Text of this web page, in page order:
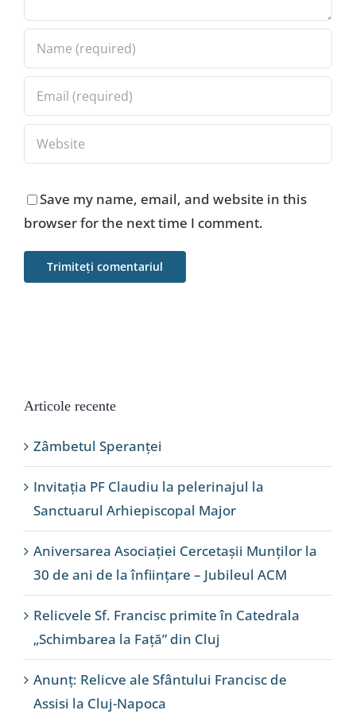
Save my name, email, and website in this
browser for the next time I comment.
Articole recente
Zâmbetul Speranței
Invitația PF Claudiu la pelerinajul la
Sanctuarul Arhiepiscopal Major
Aniversarea Asociației Cercetașii Munților la
30 de ani de la înființare – Jubileul ACM
Relicvele Sf. Francisc primite în Catedrala
„Schimbarea la Față” din Cluj
Anunț: Relicve ale Sfântului Francisc de
Assisi la Cluj-Napoca